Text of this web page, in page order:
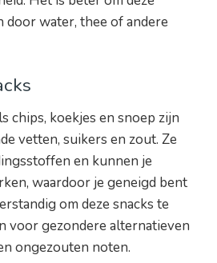
door water, thee of andere
chips, koekjes en snoep zijn
vetten, suikers en zout. Ze
en kunnen je
waardoor je geneigd bent
om deze snacks te
voor gezondere alternatieven
ongezouten noten.